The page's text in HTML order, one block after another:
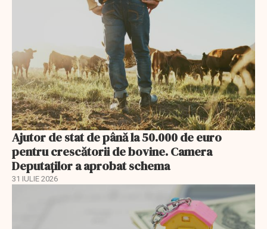
Ajutor de stat de până la 50.000 de euro
pentru crescătorii de bovine. Camera
Deputaților a aprobat schema
31 IULIE 2026